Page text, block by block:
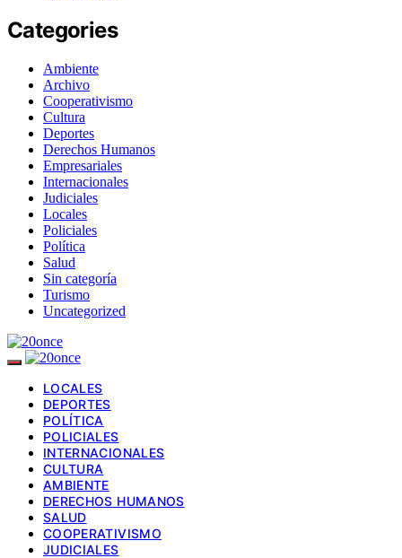
Categories
Ambiente
Archivo
Cooperativismo
Cultura
Deportes
Derechos Humanos
Empresariales
Internacionales
Judiciales
Locales
Policiales
Política
Salud
Sin categoría
Turismo
Uncategorized
LOCALES
DEPORTES
POLÍTICA
POLICIALES
INTERNACIONALES
CULTURA
AMBIENTE
DERECHOS HUMANOS
SALUD
COOPERATIVISMO
JUDICIALES